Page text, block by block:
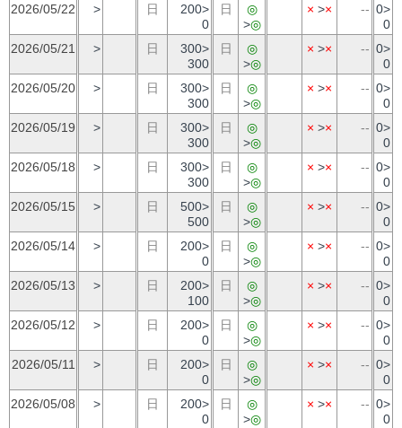
2026/05/22
> 日
200>
0
日
◎
>◎
× >× -- 0>
0
2026/05/21
> 日
300>
300
日
◎
>◎
× >× -- 0>
0
2026/05/20
> 日
300>
300
日
◎
>◎
× >× -- 0>
0
2026/05/19
> 日
300>
300
日
◎
>◎
× >× -- 0>
0
2026/05/18
> 日
300>
300
日
◎
>◎
× >× -- 0>
0
2026/05/15
> 日
500>
500
日
◎
>◎
× >× -- 0>
0
2026/05/14
> 日
200>
0
日
◎
>◎
× >× -- 0>
0
2026/05/13
> 日
200>
100
日
◎
>◎
× >× -- 0>
0
2026/05/12
> 日
200>
0
日
◎
>◎
× >× -- 0>
0
2026/05/11
> 日
200>
0
日
◎
>◎
× >× -- 0>
0
2026/05/08
> 日
200>
0
日
◎
>◎
× >× -- 0>
0